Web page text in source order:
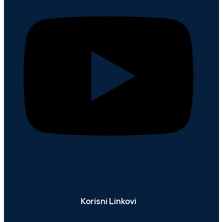
Korisni Linkovi